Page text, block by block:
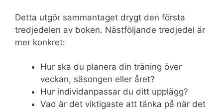
Detta utgör sammantaget drygt den första
tredjedelen av boken. Nästföljande tredjedel är
mer konkret:
Hur ska du planera din träning över
veckan, säsongen eller året?
Hur individanpassar du ditt upplägg?
Vad är det viktigaste att tänka på när det